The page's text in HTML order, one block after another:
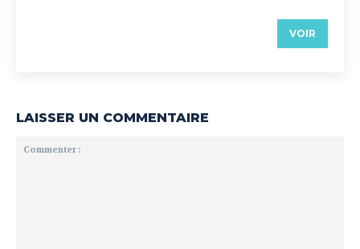
VOIR
LAISSER UN COMMENTAIRE